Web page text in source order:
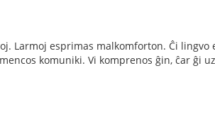
Larmoj esprimas malkomforton. Ĉi
komuniki. Vi komprenos ĝin, ĉar ĝi